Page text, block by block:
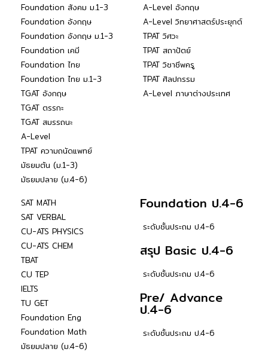
Foundation สังคม ม.1-3
Foundation อังกฤษ
Foundation อังกฤษ ม.1-3
Foundation เคมี
Foundation ไทย
Foundation ไทย ม.1-3
TGAT อังกฤษ
TGAT ตรรกะ
TGAT สมรรถนะ
A-Level
TPAT ความถนัดแพทย์
มัธยมต้น (ม.1-3)
มัธยมปลาย (ม.4-6)
A-Level อังกฤษ
A-Level วิทยาศาสตร์ประยุกต์
TPAT วิศวะ
TPAT สถาปัตย์
TPAT วิชาชีพครู
TPAT ศิลปกรรม
A-Level ภาษาต่างประเทศ
SAT MATH
SAT VERBAL
CU-ATS PHYSICS
CU-ATS CHEM
TBAT
CU TEP
IELTS
TU GET
Foundation Eng
Foundation Math
มัธยมปลาย (ม.4-6)
Foundation ป.4-6
ระดับชั้นประถม ป.4-6
สรุป Basic ป.4-6
ระดับชั้นประถม ป.4-6
Pre/ Advance
ป.4-6
ระดับชั้นประถม ป.4-6